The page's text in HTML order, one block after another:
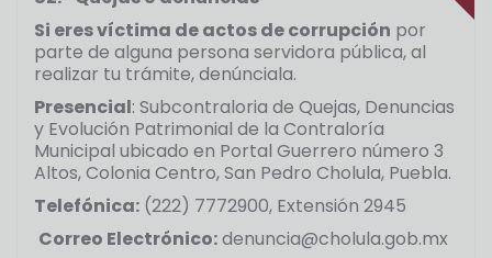
Si eres víctima de actos de corrupción por
parte de alguna persona servidora pública, al
realizar tu trámite, denúnciala.
Presencial: Subcontraloria de Quejas, Denuncias
y Evolución Patrimonial de la Contraloría
Municipal ubicado en Portal Guerrero número 3
Altos, Colonia Centro, San Pedro Cholula, Puebla.
Telefónica: (222) 7772900, Extensión 2945
Correo Electrónico:denuncia@cholula.gob.mx